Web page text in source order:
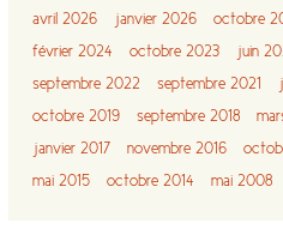
avril 2026 janvier 2026 octobre
février 2024
octobre 2023 juin
septembre 2022
septembre 2021
octobre 2019
septembre 2018
janvier 2017
novembre 2016
mai 2015
octobre 2014 mai 2008